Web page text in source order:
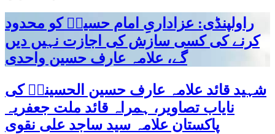
راولپنڈی: عزاداریِ امام حسینؑ کو محدود
کرنے کی کسی سازش کی اجازت نہیں دیں
گے، علامہ عارف حسین واحدی
شہید قائد علامہ عارف حسین الحسینیؒ کی
نایاب تصاویر، ہمراہ قائد ملت جعفریہ
پاکستان علامہ سید ساجد علی نقوی